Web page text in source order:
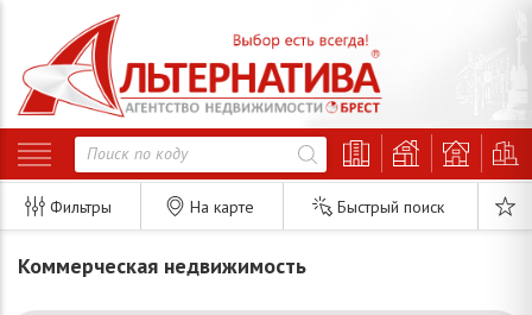
Фильтры На карте Быстрый поиск
Коммерческая недвижимость